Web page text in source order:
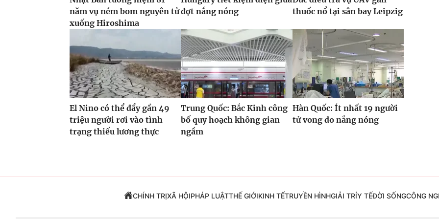
năm vụ ném bom nguyên tử
xuống Hiroshima
đợt nắng nóng
thuốc nổ tại sân bay Leipzig
El Nino có thể đẩy gần 49
triệu người rơi vào tình
trạng thiếu lương thực
Trung Quốc: Bắc Kinh công
bố quy hoạch không gian
ngầm
Hàn Quốc: Ít nhất 19 người
tử vong do nắng nóng
CHÍNH TRỊXÃ HỘIPHÁP LUẬTTHẾ GIỚIKINH TẾTRUYỀN HÌNHGIẢI TRÍY TẾĐỜI SỐNGCÔNG